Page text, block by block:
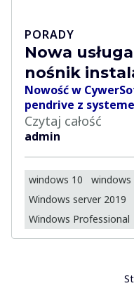
PORADY
Nowa
nośnik
Nowość w
pendrive z
Czytaj całość
admin
windows 10 windows
Windows server 2019
Windows Professional